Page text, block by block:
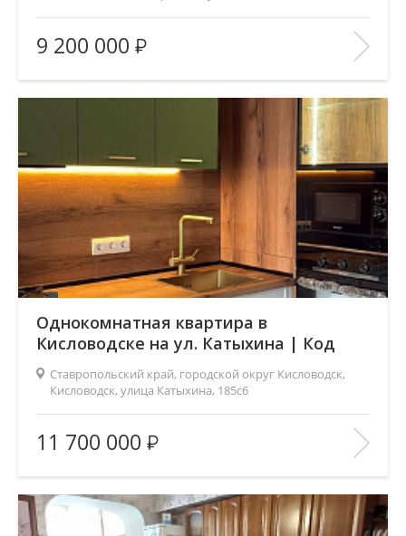
Площадь(общ. /жил. /кухня), м2:
55/28/6
Число комнат:
2
Этаж:
3/5
9 200 000
Однокомнатная квартира в
Кисловодске на ул. Катыхина | Код
4972Ставропольский край, городской округ Кисловодск,
Кисловодск, улица Катыхина, 185с6
Площадь(общ. /жил. /кухня), м2:
34/13/12
Число комнат:
1
Этаж:
1/9
В ИЗБРАННОЕ
11 700 000